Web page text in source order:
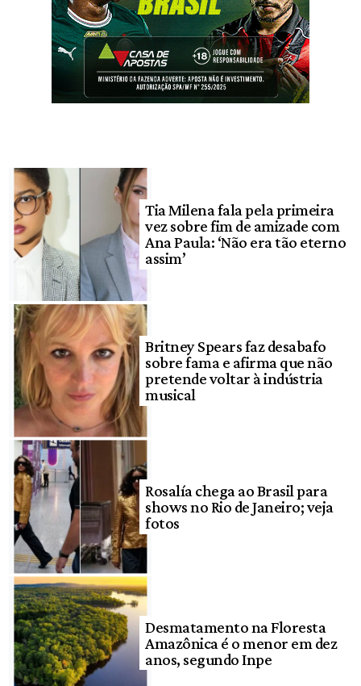
Tia Milena fala pela primeira
vez sobre fim de amizade com
Ana Paula: ‘Não era tão eterno
assim’
Britney Spears faz desabafo
sobre fama e afirma que não
pretende voltar à indústria
musical
Rosalía chega ao Brasil para
shows no Rio de Janeiro; veja
fotos
Desmatamento na Floresta
Amazônica é o menor em dez
anos, segundo Inpe